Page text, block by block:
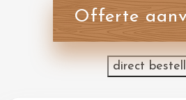
Offerte
direct